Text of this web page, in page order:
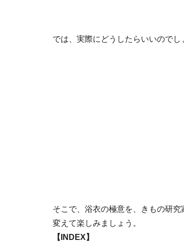
では、実際にどうしたらいいので
そこで、浴衣の極意を、きもの研
変えて楽しみましょう。
【INDEX】